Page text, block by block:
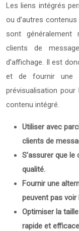
Les liens intégrés
ou d’autres
sont
clients de
d’affichage. Il est
et de fournir une
prévisualisation
contenu intégré.
Utiliser avec
clients de
S’assurer que
qualité.
Fournir une
peuvent pas
Optimiser la
rapide et